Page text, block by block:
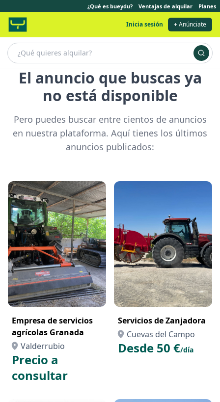
¿Qué es bueydu? Ventajas de alquilar Planes
Inicia sesión + Anúnciate
El anuncio que buscas ya
no está disponible
Pero puedes buscar entre cientos de anuncios
en nuestra plataforma. Aquí tienes los últimos
anuncios publicados:
Empresa de servicios
agrícolas Granada
Valderrubio
Precio a
consultar
Servicios de Zanjadora
Cuevas del Campo
Desde 50 €/día